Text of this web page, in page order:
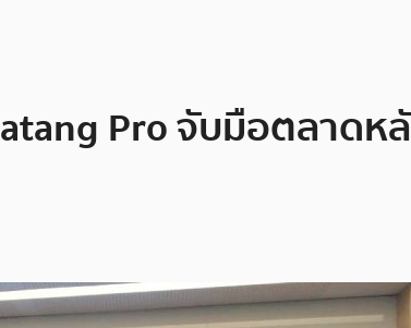
Pro จับมือตลาด